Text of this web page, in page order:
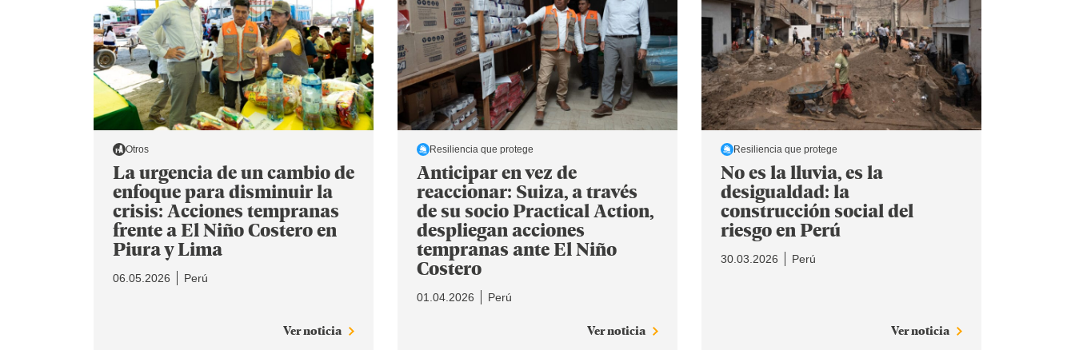
Otros
La urgencia de un cambio de
enfoque para disminuir la
crisis: Acciones tempranas
frente a El Niño Costero en
Piura y Lima
06.05.2026 Perú
Ver noticia
Resiliencia que protege
Anticipar en vez de
reaccionar: Suiza, a través
de su socio Practical Action,
despliegan acciones
tempranas ante El Niño
Costero
01.04.2026 Perú
Ver noticia
Resiliencia que protege
No es la lluvia, es la
desigualdad: la
construcción social del
riesgo en Perú
30.03.2026 Perú
Ver noticia